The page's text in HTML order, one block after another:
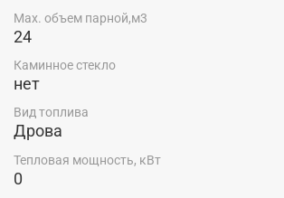
Max. объем парной,м3
24
Каминное стекло
нет
Вид топлива
Дрова
Тепловая мощность, кВт
0